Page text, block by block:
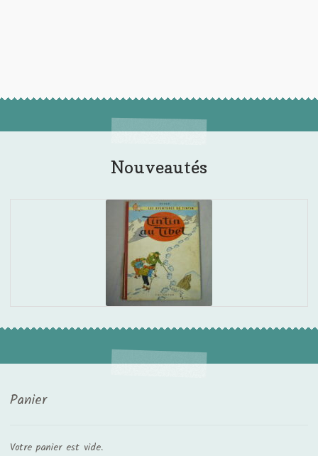
Nouveautés
Panier
Votre panier est vide.